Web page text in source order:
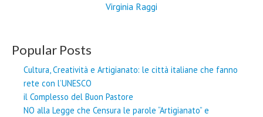
Virginia Raggi
Popular Posts
Cultura, Creatività e Artigianato: le città italiane che fanno
rete con l’UNESCO
il Complesso del Buon Pastore
NO alla Legge che Censura le parole “Artigianato” e